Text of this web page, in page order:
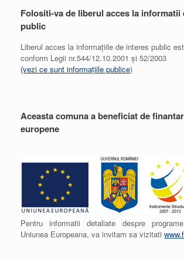
Folositi-va de liberul acces la informatii
public
Liberul acces la informațiile de interes public
conform Legii nr.544/12.10.2001 și 52/2003
(vezi ce sunt informațiile publice)
Aceasta comuna a beneficiat de
europene
Pentru informatii detaliate despre
Uniunea Europeana, va invitam sa vizitati